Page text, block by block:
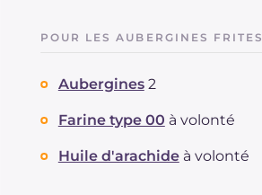
POUR LES AUBERGINES FRITES
Aubergines 2
Farine type 00 à volonté
Huile d'arachide à volonté